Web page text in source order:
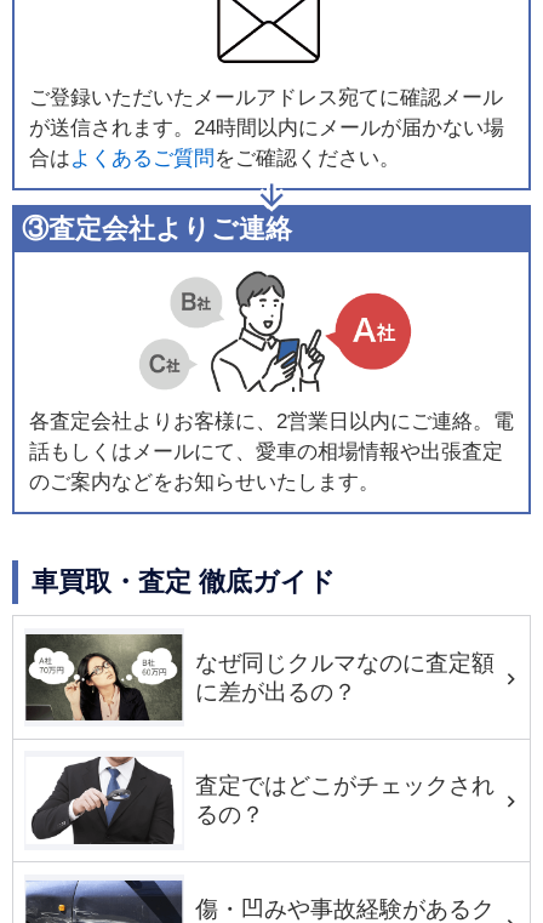
ご登録いただいたメールアドレス宛てに確認メール
が送信されます。24時間以内にメールが届かない場
合はよくあるご質問 をご確認ください。
③査定会社よりご連絡
各査定会社よりお客様に、2営業日以内にご連絡。電
話もしくはメールにて、愛車の相場情報や出張査定
のご案内などをお知らせいたします。
車買取・査定 徹底ガイド
なぜ同じクルマなのに査定額
に差が出るの？
査定ではどこがチェックされ
るの？
傷・凹みや事故経験があるク